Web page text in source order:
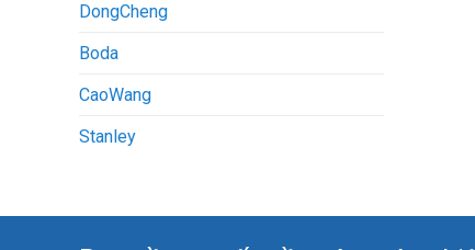
DongCheng
Boda
CaoWang
Stanley